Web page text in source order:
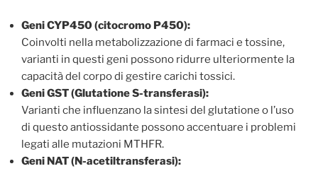
Geni CYP450 (citocromo P450):
Coinvolti nella metabolizzazione di farmaci e tossine,
varianti in questi geni possono ridurre ulteriormente la
capacità del corpo di gestire carichi tossici.
Geni GST (Glutatione S-transferasi):
Varianti che influenzano la sintesi del glutatione o l’uso
di questo antiossidante possono accentuare i problemi
legati alle mutazioni MTHFR.
Geni NAT (N-acetiltransferasi):